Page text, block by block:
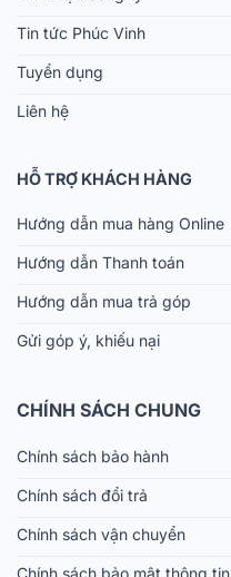
Tin tức Phúc Vinh
Tuyển dụng
Liên hệ
HỖ TRỢ KHÁCH HÀNG
Hướng dẫn mua hàng Online
Hướng dẫn Thanh toán
Hướng dẫn mua trả góp
Gửi góp ý, khiếu nại
CHÍNH SÁCH CHUNG
Chính sách bảo hành
Chính sách đổi trả
Chính sách vận chuyển